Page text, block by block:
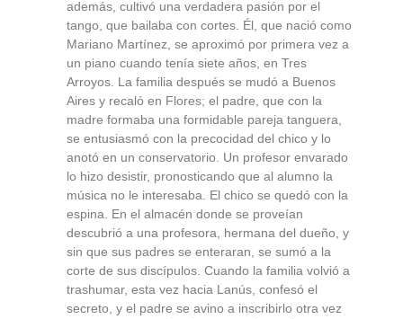
además, cultivó una verdadera pasión por el
tango, que bailaba con cortes. Él, que nació como
Mariano Martínez, se aproximó por primera vez a
un piano cuando tenía siete años, en Tres
Arroyos. La familia después se mudó a Buenos
Aires y recaló en Flores; el padre, que con la
madre formaba una formidable pareja tanguera,
se entusiasmó con la precocidad del chico y lo
anotó en un conservatorio. Un profesor envarado
lo hizo desistir, pronosticando que al alumno la
música no le interesaba. El chico se quedó con la
espina. En el almacén donde se proveían
descubrió a una profesora, hermana del dueño, y
sin que sus padres se enteraran, se sumó a la
corte de sus discípulos. Cuando la familia volvió a
trashumar, esta vez hacia Lanús, confesó el
secreto, y el padre se avino a inscribirlo otra vez